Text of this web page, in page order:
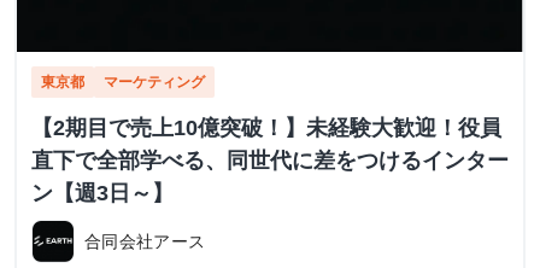
東京都 マーケティング
【2期目で売上10億突破！】未経験大歓迎！役員
直下で全部学べる、同世代に差をつけるインター
ン【週3日～】
合同会社アース